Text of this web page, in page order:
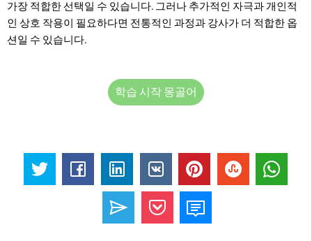
가장 적합한 선택일 수 있습니다. 그러나 추가적인 자극과 개인적
인 상호 작용이 필요하다면 전통적인 과정과 강사가 더 적합한 옵
션일 수 있습니다.
학습 시작 몽골어